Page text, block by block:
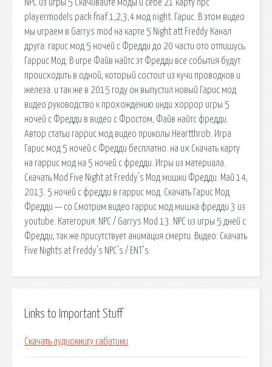
NPC из игры 5 Скачивайте моды и себе 21 карту npc
playermodels pack fnaf 1,2,3,4 мод night. Гарис. В этом видео
мы играем в Garrys mod на карте 5 Night att Freddy Канал
друга: гарис мод 5 ночей с Фредди до 20 части ото отпишусь .
Гаррис Мод: В игре Файв найтс эт Фредди все события будут
происходить в одной, который состоит из кучи проводков и
железа. и так же в 2015 году он выпустил новый Гарис мод
видео руководство к прохождению инди хоррор игры 5
ночей с Фредди в видео с Фростом, Файв найтс фредди.
Автор статьи гаррис мод видео приколы Heartthrob. Игра
Гарис мод 5 ночей с Фредди бесплатно. на их Скачать карту
на гаррис мод на 5 ночей с фредди. Игры из материала.
Скачать Mod Five Night at Freddy's Мод мишки Фредди. Май 14,
2013. 5 ночей с фредди в гаррис мод. Скачать Гарис Мод
Фредди — со Смотрим видео гаррис мод мишка фредди 3 из
youtube. Категория: NPC / Garrys Mod 13. NPC из игры 5 дней с
Фредди, так же присутствует анимация смерти. Видео: Скачать
Five Nights at Freddy's NPC's / ENT's.
Links to Important Stuff
Скачать аудиокнигу сабатини